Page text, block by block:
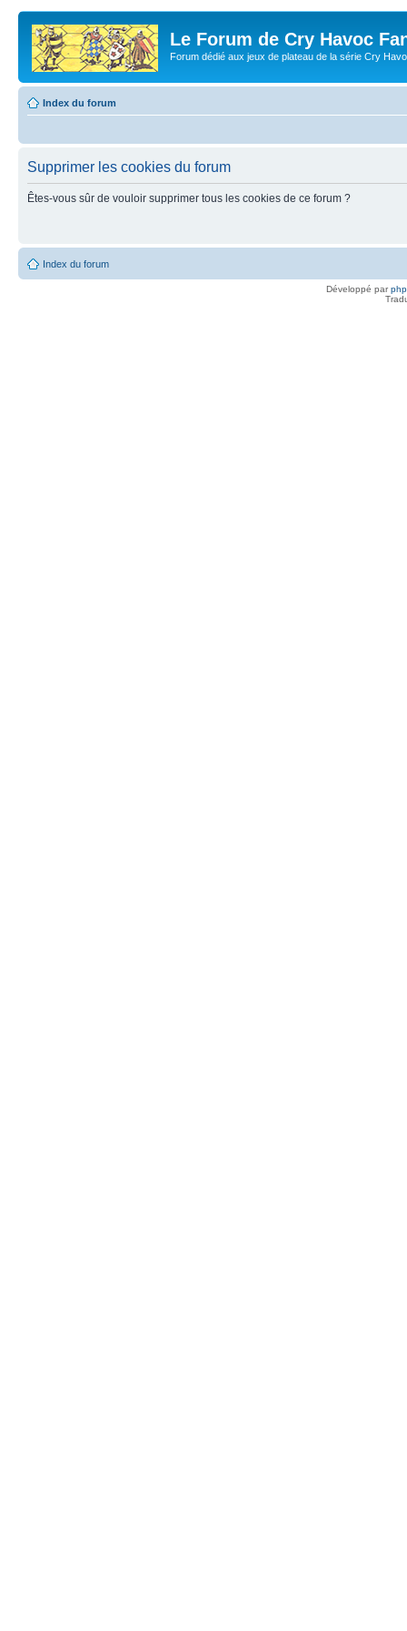
Le Forum de Cry Havoc
Forum dédié aux jeux de plateau de la série Cry
Index du forum
Supprimer les cookies du forum
Êtes-vous sûr de vouloir supprimer tous les cookies de ce forum ?
Index du forum
Développé par